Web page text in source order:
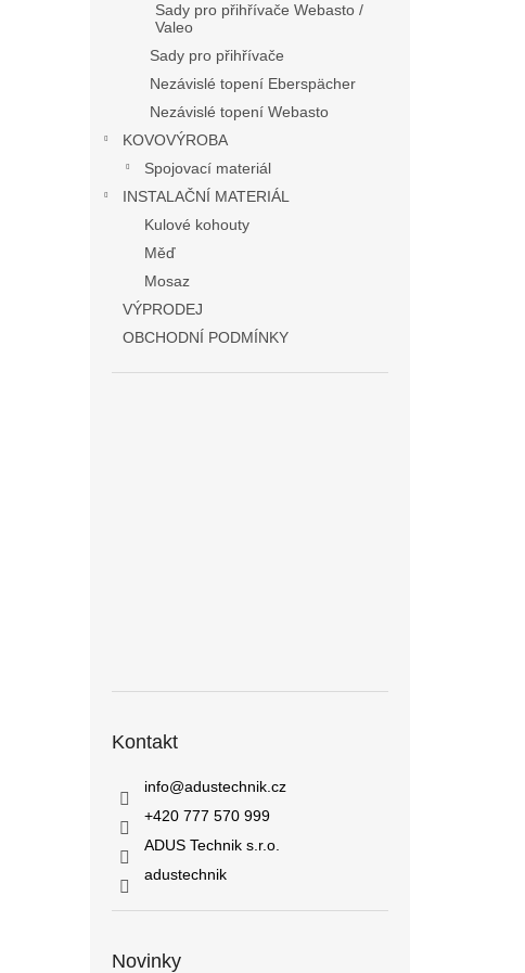
Sady pro přihřívače Webasto /
Valeo
Sady pro přihřívače
Nezávislé topení Eberspächer
Nezávislé topení Webasto
KOVOVÝROBA
Spojovací materiál
INSTALAČNÍ MATERIÁL
Kulové kohouty
Měď
Mosaz
VÝPRODEJ
OBCHODNÍ PODMÍNKY
Kontakt
info@adustechnik.cz
+420 777 570 999
ADUS Technik s.r.o.
adustechnik
Novinky